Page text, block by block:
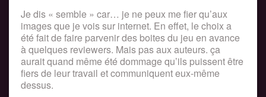
Je dis « semble » car… je ne peux me fier qu’aux
images que je vois sur internet. En effet, le choix a
été fait de faire parvenir des boites du jeu en avance
à quelques reviewers. Mais pas aux auteurs. ça
aurait quand même été dommage qu’ils puissent être
fiers de leur travail et communiquent eux-même
dessus.